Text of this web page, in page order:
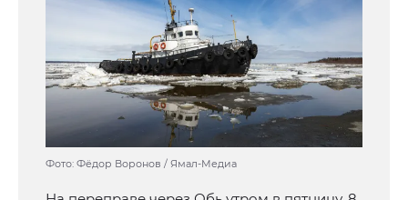
Фото: Фёдор Воронов / Ямал-Медиа